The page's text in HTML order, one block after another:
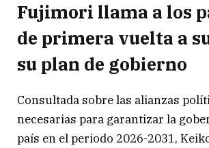
Fujimori llama a los
de primera vuelta a
su plan de gobierno
Consultada sobre las alianzas
necesarias para garantizar la
país en el periodo 2026-2031,